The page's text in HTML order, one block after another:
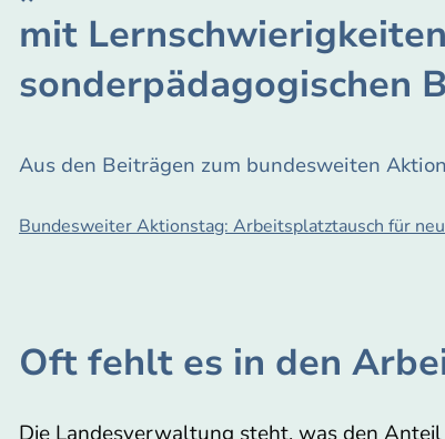
mit
sonderpädagogischen
Aus den Beiträgen zum bundesweiten
Bundesweiter Aktionstag: Arbeitsplatztausch für
Oft fehlt es in den
Die Landesverwaltung steht, was den